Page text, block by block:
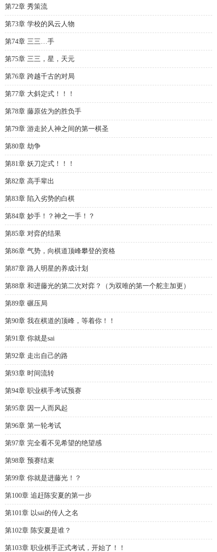
第72章 秀策流
第73章 学校的风云人物
第74章 三三…手
第75章 三三，星，天元
第76章 跨越千古的对局
第77章 大斜定式！！！
第78章 藤原佐为的胜负手
第79章 游走於人神之间的第一棋圣
第80章 劫争
第81章 妖刀定式！！！
第82章 高手辈出
第83章 陷入劣势的白棋
第84章 妙手！？神之一手！？
第85章 对弈的结果
第86章 气势，向棋道顶峰攀登的资格
第87章 路人明星的养成计划
第88章 和进藤光的第二次对弈？（为双唯的第一个舵主加更）
第89章 碾压局
第90章 我在棋道的顶峰，等着你！！
第91章 你就是sai
第92章 走出自己的路
第93章 时间流转
第94章 职业棋手考试预赛
第95章 因一人而风起
第96章 第一轮考试
第97章 完全看不见希望的绝望感
第98章 预赛结束
第99章 你就是进藤光！？
第100章 追赶陈安夏的第一步
第101章 以sai的传人之名
第102章 陈安夏是谁？
第103章 职业棋手正式考试，开始了！！